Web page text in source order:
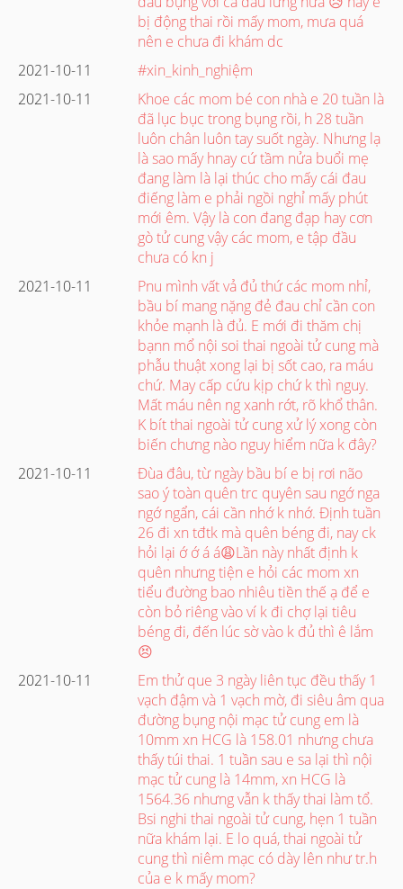
bị động thai rồi mấy mom, mưa quá
nên e chưa đi khám dc
2021-10-11
#xin_kinh_nghiệm
2021-10-11
Khoe các mom bé con nhà e 20 tuần là
đã lục bục trong bụng rồi, h 28 tuần
luôn chân luôn tay suốt ngày. Nhưng lạ
là sao mấy hnay cứ tầm nửa buổi mẹ
đang làm là lại thúc cho mấy cái đau
điếng làm e phải ngồi nghỉ mấy phút
mới êm. Vậy là con đang đạp hay cơn
gò tử cung vậy các mom, e tập đầu
chưa có kn j
2021-10-11
Pnu mình vất vả đủ thứ các mom nhỉ,
bầu bí mang nặng đẻ đau chỉ cần con
khỏe mạnh là đủ. E mới đi thăm chị
bạnn mổ nội soi thai ngoài tử cung mà
phẫu thuật xong lại bị sốt cao, ra máu
chứ. May cấp cứu kịp chứ k thì nguy.
Mất máu nên ng xanh rớt, rõ khổ thân.
K bít thai ngoài tử cung xử lý xong còn
biến chưng nào nguy hiểm nữa k đây?
2021-10-11
Đùa đâu, từ ngày bầu bí e bị rơi não
sao ý toàn quên trc quyên sau ngớ nga
ngớ ngẩn, cái cần nhớ k nhớ. Định tuần
26 đi xn tđtk mà quên béng đi, nay ck
hỏi lại ớ ớ á á😩Lần này nhất định k
quên nhưng tiện e hỏi các mom xn
tiểu đường bao nhiêu tiền thế ạ để e
còn bỏ riêng vào ví k đi chợ lại tiêu
béng đi, đến lúc sờ vào k đủ thì ê lắm
😣
2021-10-11
Em thử que 3 ngày liên tục đều thấy 1
vạch đậm và 1 vạch mờ, đi siêu âm qua
đường bụng nội mạc tử cung em là
10mm xn HCG là 158.01 nhưng chưa
thấy túi thai. 1 tuần sau e sa lại thì nội
mạc tử cung là 14mm, xn HCG là
1564.36 nhưng vẫn k thấy thai làm tổ.
Bsi nghi thai ngoài tử cung, hẹn 1 tuần
nữa khám lại. E lo quá, thai ngoài tử
cung thì niêm mạc có dày lên như tr.h
của e k mấy mom?